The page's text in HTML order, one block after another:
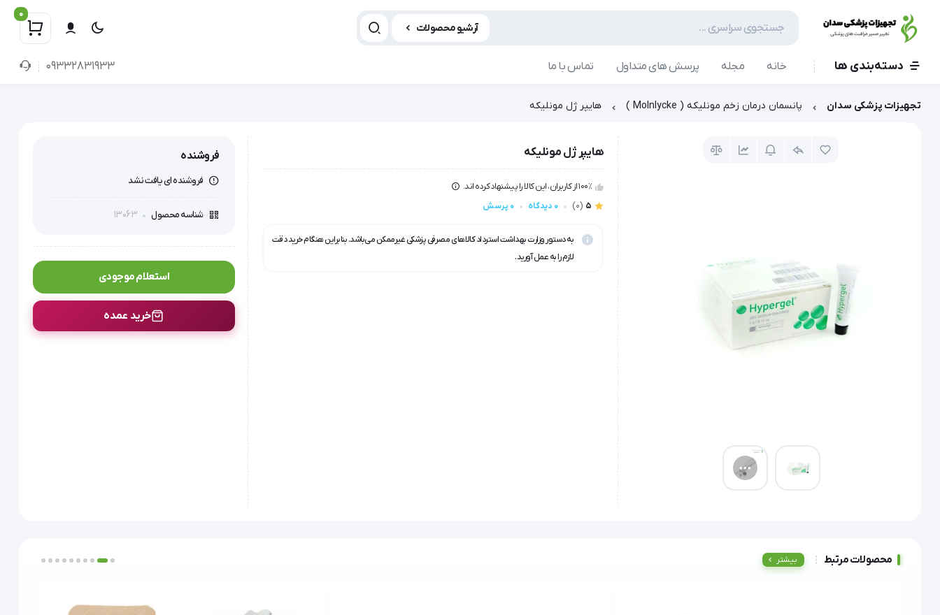
آرشیو محصولات
0
دسته‌بندی ها خانه مجله پرسش های متداول تماس با ما 09332831933
تجهیزات پزشکی سدان پانسمان درمان زخم مونلیکه ( Molnlycke ) هایپر ژل مونلیکه
هایپر ژل مونلیکه
100٪ از کاربران، این کالا را پیشنهاد کرده اند.
5
(0) 0 دیدگاه 0 پرسش
به دستور وزارت بهداشت استرداد کالاهای مصرفی پزشکی غیرممکن می‌باشد. بنابراین هنگام خرید دقت
لازم را به عمل آورید.
فروشنده
فروشنده ای یافت نشد
شناسه محصول 13063
استعلام موجودی
خرید عمده
محصولات مرتبط بیشتر